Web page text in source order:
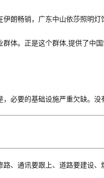
朗畅销，广东中山依莎照明灯
群体。正是这个群体,提供了中
必要的基础设施严重欠缺。
路、通讯要跟上、道路要建设、